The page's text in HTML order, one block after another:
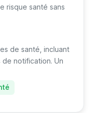
risque santé sans
de santé, incluant
de notification. Un